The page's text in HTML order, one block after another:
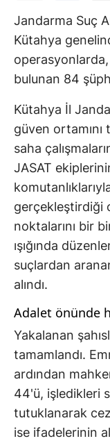
Jandarma Suç
Kütahya
operasyonlarda,
bulunan 84
Kütahya İl
güven
saha
JASAT
gerçekleştirdiği
noktalarını bir
ışığında
suçlardan
alındı.
Adalet önünde
Yakalanan
tamamlandı.
ardından
44'ü, işledikleri
tutuklanarak
ise ifadelerinin